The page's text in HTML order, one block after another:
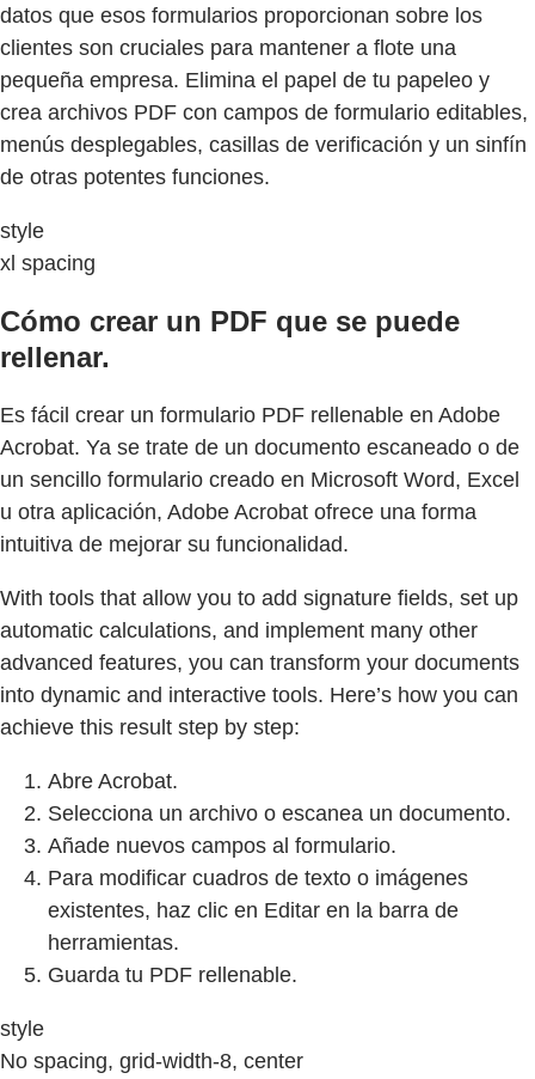
datos que esos formularios proporcionan sobre los
clientes son cruciales para mantener a flote una
pequeña empresa. Elimina el papel de tu papeleo y
crea archivos PDF con campos de formulario editables,
menús desplegables, casillas de verificación y un sinfín
de otras potentes funciones.
style
xl spacing
Cómo crear un PDF que se puede
rellenar.
Es fácil crear un formulario PDF rellenable en Adobe
Acrobat. Ya se trate de un documento escaneado o de
un sencillo formulario creado en Microsoft Word, Excel
u otra aplicación, Adobe Acrobat ofrece una forma
intuitiva de mejorar su funcionalidad.
With tools that allow you to add signature fields, set up
automatic calculations, and implement many other
advanced features, you can transform your documents
into dynamic and interactive tools. Here’s how you can
achieve this result step by step:
Abre Acrobat.
Selecciona un archivo o escanea un documento.
Añade nuevos campos al formulario.
Para modificar cuadros de texto o imágenes
existentes, haz clic en Editar en la barra de
herramientas.
Guarda tu PDF rellenable.
style
No spacing, grid-width-8, center